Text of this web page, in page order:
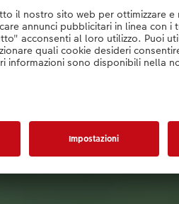
in legno con soggetti
il gres, puoi rimanere vicino